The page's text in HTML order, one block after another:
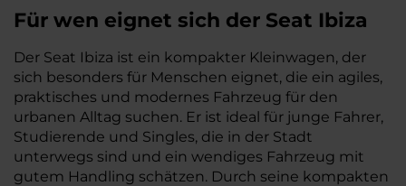
Für wen eignet sich der Seat Ibiza
Der Seat Ibiza ist ein kompakter Kleinwagen, der
sich besonders für Menschen eignet, die ein agiles,
praktisches und modernes Fahrzeug für den
urbanen Alltag suchen. Er ist ideal für junge Fahrer,
Studierende und Singles, die in der Stadt
unterwegs sind und ein wendiges Fahrzeug mit
gutem Handling schätzen. Durch seine kompakten